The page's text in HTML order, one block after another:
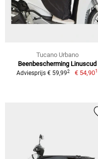
Tucano Urbano
Beenbescherming Linuscud
Adviesprijs € 59,992 € 54,901